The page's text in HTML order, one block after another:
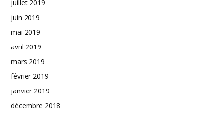
juillet 2019
juin 2019
mai 2019
avril 2019
mars 2019
février 2019
janvier 2019
décembre 2018